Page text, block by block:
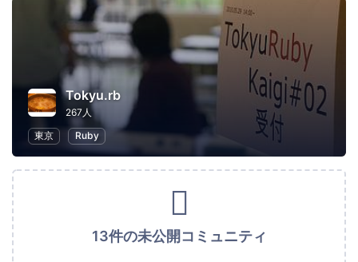
Tokyu.rb
267人
東京
Ruby
13件の未公開コミュニティ